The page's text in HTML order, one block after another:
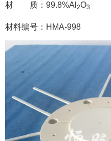
材 质：99.8%Al 2O3
材料编号：HMA-998